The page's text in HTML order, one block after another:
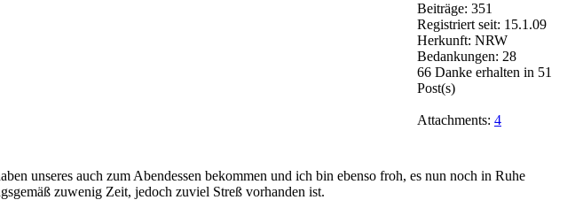
Beiträge: 351
Registriert seit: 15.1.09
Herkunft: NRW
Bedankungen: 28
66 Danke erhalten in 51
Post(s)
Attachments: 4
unseres auch zum Abendessen bekommen und ich bin ebenso froh, es nun noch in Ruhe
zuwenig Zeit, jedoch zuviel Streß vorhanden ist.